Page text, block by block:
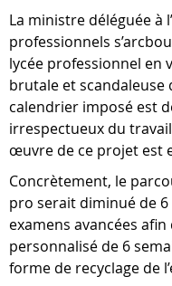
La ministre déléguée à
professionnels
lycée professionnel en
brutale et scandaleuse
calendrier imposé est
irrespectueux du
œuvre de ce projet est
Concrètement, le
pro serait diminué de
examens avancées
personnalisé de 6
forme de recyclage de